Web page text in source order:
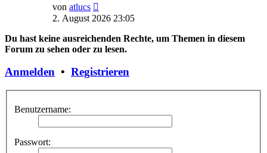
von atlucs
Beitrag
2. August 2026 23:05
Du hast keine ausreichenden Rechte, um Themen in diesem
Forum zu sehen oder zu lesen.
Anmelden • Registrieren
Benutzername:
Passwort: